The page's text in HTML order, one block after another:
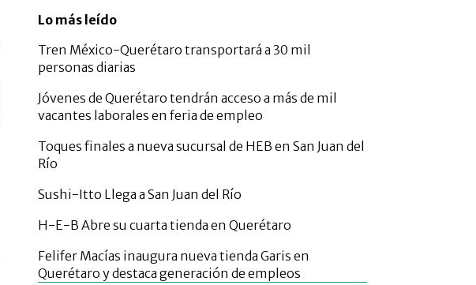
Lo más leído
Tren México-Querétaro transportará a 30 mil
personas diarias
Jóvenes de Querétaro tendrán acceso a más de mil
vacantes laborales en feria de empleo
Toques finales a nueva sucursal de HEB en San Juan del
Río
Sushi-Itto Llega a San Juan del Río
H-E-B Abre su cuarta tienda en Querétaro
Felifer Macías inaugura nueva tienda Garis en
Querétaro y destaca generación de empleos